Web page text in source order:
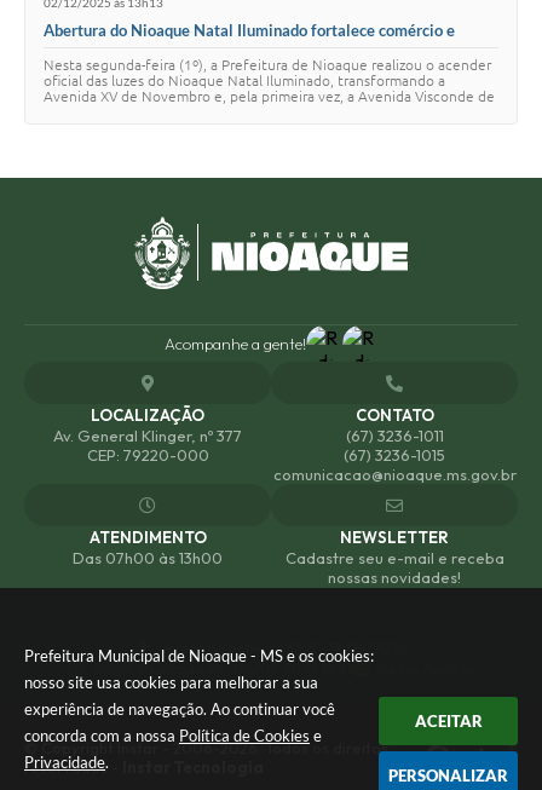
Prefeitura Municipal de Nioaque - MS e os cookies:
nosso site usa cookies para melhorar a sua
experiência de navegação. Ao continuar você
concorda com a nossa Política de Cookies e
Privacidade.
ACEITAR
PERSONALIZAR
Abertura do Nioaque Natal Iluminado fortalece comércio e
Nesta segunda-feira (1º), a Prefeitura de Nioaque realizou o acender
oficial das luzes do Nioaque Natal Iluminado, transformando a
Avenida XV de Novembro e, pela primeira vez, a Avenida Visconde de
Acompanhe a gente!
LOCALIZAÇÃO
Av. General Klinger, nº 377
CEP: 79220-000
CONTATO
(67) 3236-1011
(67) 3236-1015
comunicacao@nioaque.ms.gov.br
ATENDIMENTO
Das 07h00 às 13h00
NEWSLETTER
Cadastre seu e-mail e receba
nossas novidades!
Versão do Sistema:
3.5.3 - 19/06/2026
Portal atualizado em:06/08/2026 12:48
© Copyright Instar - 2006-2026. Todos os direitos
reservados -